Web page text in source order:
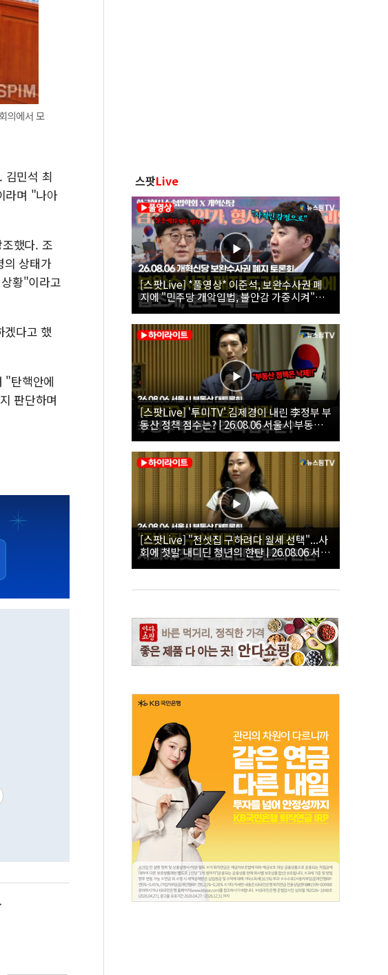
의에서 모
김민석 최
라며 "나아
했다. 조
의 상태가
황"이라고
겠다고 했
"탄핵안에
판단하며
스팟Live
[스팟Live] *풀영상* 이준석, 보완수사권 폐
지에 "민주당 개악입법, 불안감 가중시켜"｜
26.08.06 개혁신당 보완수사권 폐지 토론회
[스팟Live] '투미TV' 김제경이 내린 李정부 부
동산 정책 점수는? | 26.08.06 서울시 부동산
대토론회
[스팟Live] "전셋집 구하려다 월세 선택"...사
회에 첫발 내디딘 청년의 한탄 | 26.08.06 서울
시 부동산 대토론회